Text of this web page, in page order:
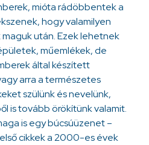
mióta rádöbbentek a
hogy valamilyen
után. Ezek lehetnek
műemlékek, de
által készített
arra a természetes
szülünk és nevelünk,
is tovább örökítünk valamit.
is egy búcsúüzenet –
cikkek a 2000-es évek